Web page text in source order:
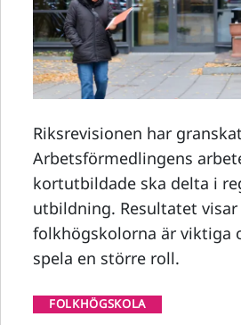
Riksrevisionen har granskat
Arbetsförmedlingens
kortutbildade ska delta i
utbildning. Resultatet
folkhögskolorna är viktiga
spela en större roll.
FOLKHÖGSKOLA